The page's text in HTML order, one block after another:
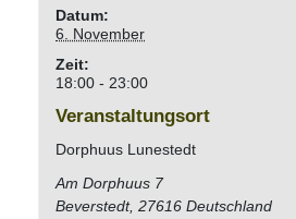
Datum:
6. November
Zeit:
18:00 - 23:00
Veranstaltungsort
Dorphuus Lunestedt
Am Dorphuus 7
Beverstedt, 27616 Deutschland